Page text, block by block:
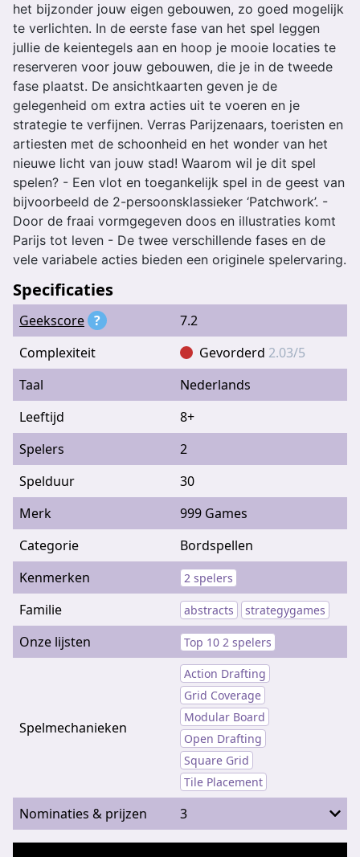
het bijzonder jouw eigen gebouwen, zo goed mogelijk
te verlichten. In de eerste fase van het spel leggen
jullie de keientegels aan en hoop je mooie locaties te
reserveren voor jouw gebouwen, die je in de tweede
fase plaatst. De ansichtkaarten geven je de
gelegenheid om extra acties uit te voeren en je
strategie te verfijnen. Verras Parijzenaars, toeristen en
artiesten met de schoonheid en het wonder van het
nieuwe licht van jouw stad! Waarom wil je dit spel
spelen? - Een vlot en toegankelijk spel in de geest van
bijvoorbeeld de 2-persoonsklassieker ‘Patchwork’. -
Door de fraai vormgegeven doos en illustraties komt
Parijs tot leven - De twee verschillende fases en de
vele variabele acties bieden een originele spelervaring.
Specificaties
Geekscore ?
7.2
Complexiteit
Gevorderd 2.03/5
Taal
Nederlands
Leeftijd
8+
Spelers
2
Spelduur
30
Merk
999 Games
Categorie
Bordspellen
Kenmerken
2 spelers
Familie abstracts strategygames
Onze lijsten Top 10 2 spelers
Spelmechanieken
Action Drafting
Grid Coverage
Modular Board
Open Drafting
Square Grid
Tile Placement
Nominaties & prijzen 3